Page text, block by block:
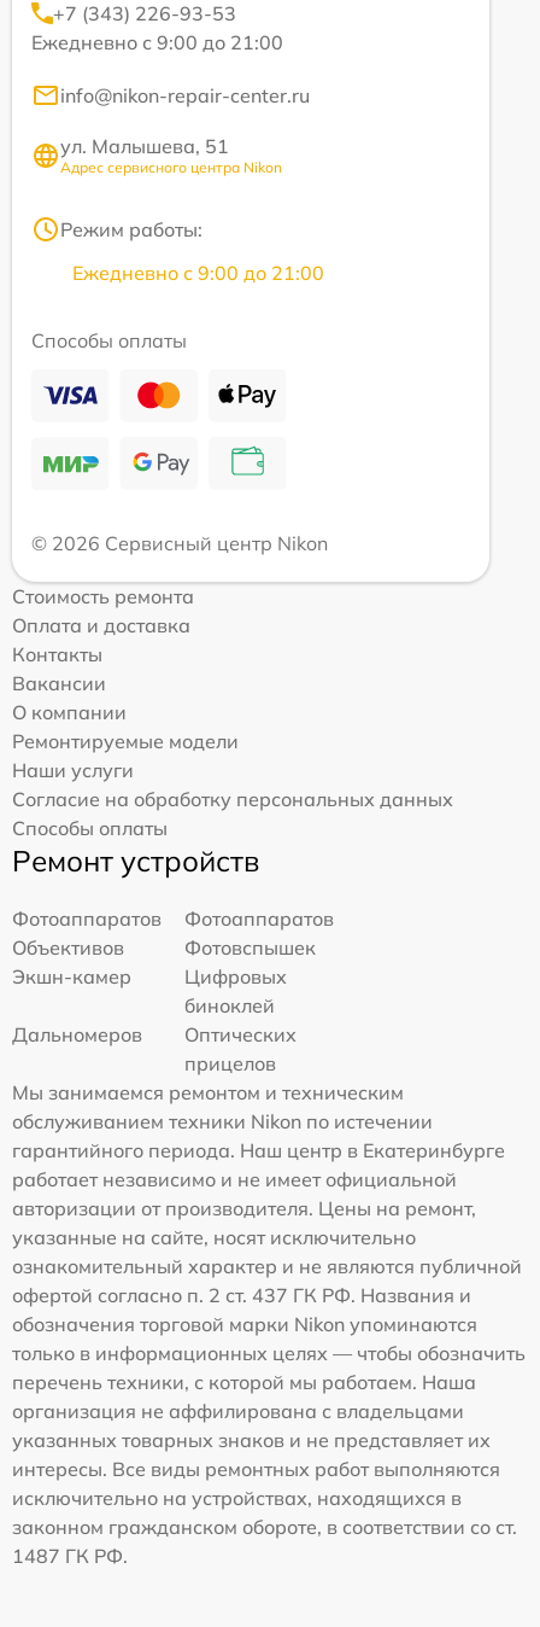
+7 (343) 226-93-53
Ежедневно с 9:00 до 21:00
info@nikon-repair-center.ru
ул. Малышева, 51
Адрес сервисного центра Nikon
Режим работы:
Ежедневно с 9:00 до 21:00
Способы оплаты
© 2026 Сервисный центр Nikon
Стоимость ремонта
Оплата и доставка
Контакты
Вакансии
О компании
Ремонтируемые модели
Наши услуги
Согласие на обработку персональных данных
Способы оплаты
Ремонт устройств
Фотоаппаратов
Фотоаппаратов
Объективов
Фотовспышек
Экшн-камер
Цифровых
биноклей
Дальномеров
Оптических
прицелов
Мы занимаемся ремонтом и техническим
обслуживанием техники Nikon по истечении
гарантийного периода. Наш центр в Екатеринбурге
работает независимо и не имеет официальной
авторизации от производителя. Цены на ремонт,
указанные на сайте, носят исключительно
ознакомительный характер и не являются публичной
офертой согласно п. 2 ст. 437 ГК РФ. Названия и
обозначения торговой марки Nikon упоминаются
только в информационных целях — чтобы обозначить
перечень техники, с которой мы работаем. Наша
организация не аффилирована с владельцами
указанных товарных знаков и не представляет их
интересы. Все виды ремонтных работ выполняются
исключительно на устройствах, находящихся в
законном гражданском обороте, в соответствии со ст.
1487 ГК РФ.